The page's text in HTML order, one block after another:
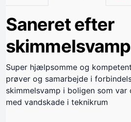
Saneret efter
skimmelsvamp
Super hjælpsomme og
prøver og samarbejde i
skimmelsvamp i boligen som
med vandskade i teknikrum